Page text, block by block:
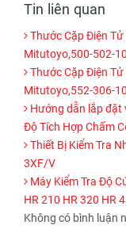
Tin liên quan
Thước Cặp Điện
Mitutoyo,500-502-10
Thước Cặp Điện
Mitutoyo,552-306-10
Hướng dẫn lắp đặt
Độ Tích Hợp Chấm
Thiết Bị Kiểm Tra
3XF/V
Máy Kiểm Tra Độ
HR 210 HR 320 HR
Không có bình luận